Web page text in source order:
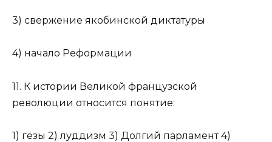
3) свержение якобинской диктатуры
4) начало Реформации
11. К истории Великой французской
революции относится понятие:
1) гёзы 2) луддизм 3) Долгий парламент 4)